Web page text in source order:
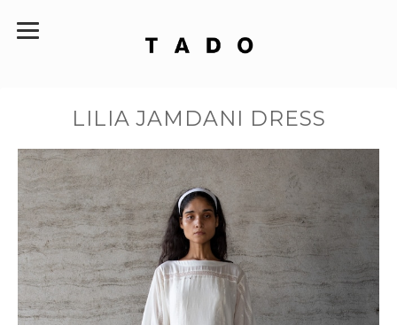
LILIA JAMDANI DRESS